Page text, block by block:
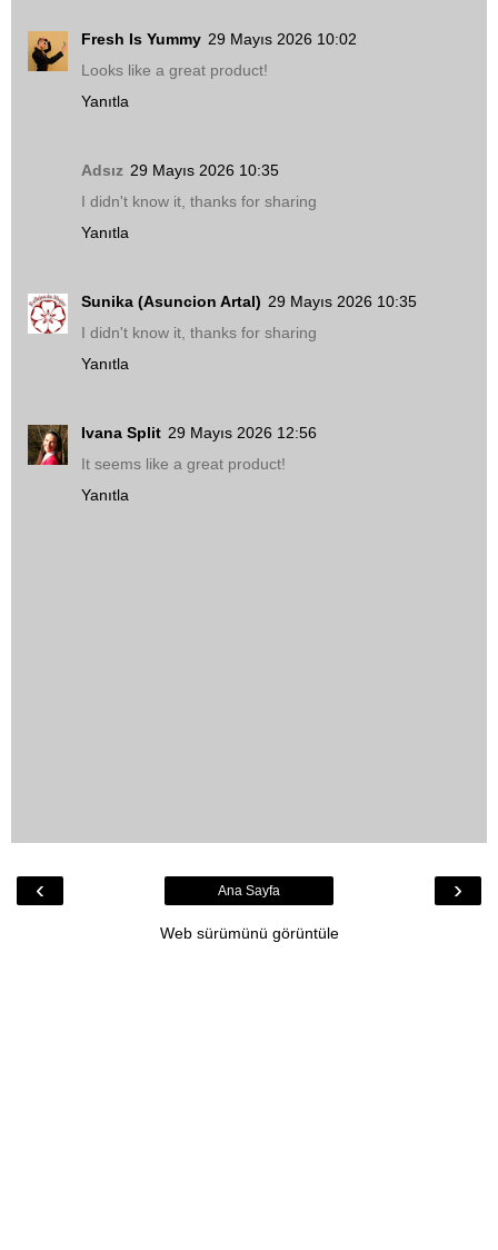
Fresh Is Yummy 29 Mayıs 2026 10:02
Looks like a great product!
Yanıtla
Adsız 29 Mayıs 2026 10:35
I didn't know it, thanks for sharing
Yanıtla
Sunika (Asuncion Artal) 29 Mayıs 2026 10:35
I didn't know it, thanks for sharing
Yanıtla
Ivana Split 29 Mayıs 2026 12:56
It seems like a great product!
Yanıtla
‹ ›
Ana Sayfa
Web sürümünü görüntüle